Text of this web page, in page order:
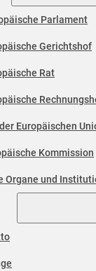
Parlament
Gerichtshof
Rat
Europäischen
Kommission
Organe und